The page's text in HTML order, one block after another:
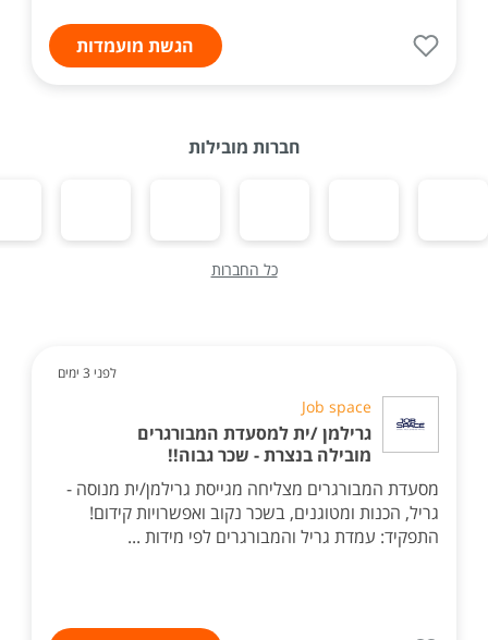
הגשת מועמדות
חברות מובילות
כל החברות
לפני 3 ימים
Job space
גרילמן /ית למסעדת המבורגרים
מובילה בנצרת - שכר גבוה!!
מסעדת המבורגרים מצליחה מגייסת גרילמן/ית מנוסה -
גריל, הכנות ומטוגנים, בשכר נקוב ואפשרויות קידום!
התפקיד: עמדת גריל והמבורגרים לפי מידות ...